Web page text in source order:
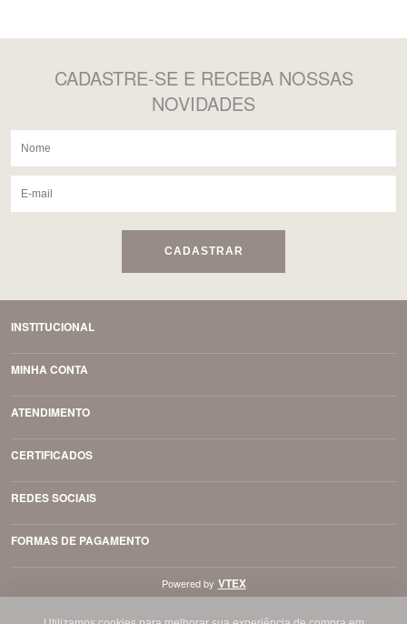
CADASTRE-SE E RECEBA NOSSAS
NOVIDADES
CADASTRAR
INSTITUCIONAL
MINHA CONTA
ATENDIMENTO
CERTIFICADOS
REDES SOCIAIS
FORMAS DE PAGAMENTO
Powered by VTEX